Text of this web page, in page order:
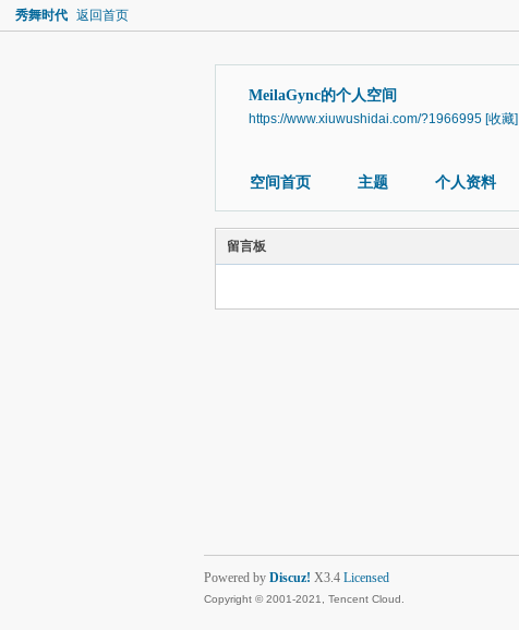
秀舞时代 返回首页
MeilaGync的个人空间
https://www.xiuwushidai.com/?1966995 [收藏]
空间首页 主题 个人资料
留言板
Powered by Discuz! X3.4 Licensed
Copyright © 2001-2021, Tencent Cloud.